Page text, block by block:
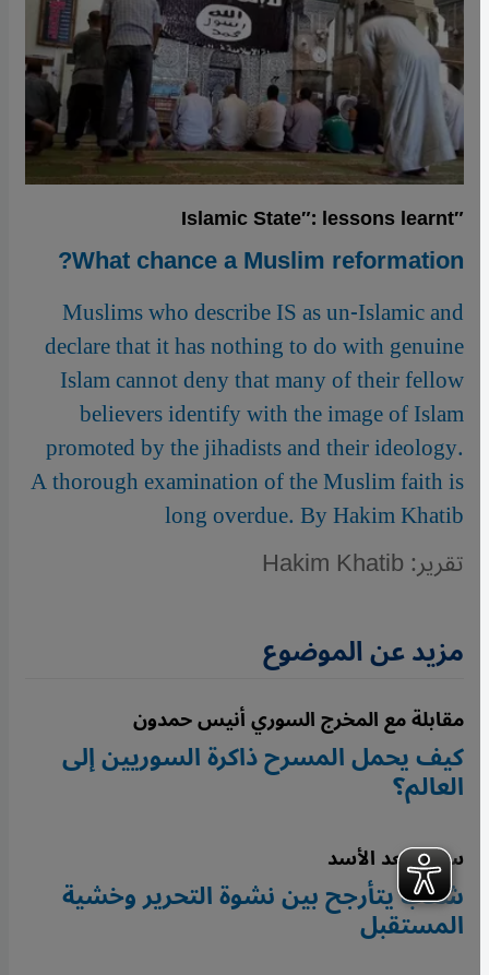
″Islamic State″: lessons learnt
What chance a Muslim reformation?
Muslims who describe IS as un-Islamic and
declare that it has nothing to do with genuine
Islam cannot deny that many of their fellow
believers identify with the image of Islam
promoted by the jihadists and their ideology.
A thorough examination of the Muslim faith is
long overdue. By Hakim Khatib
تقرير: Hakim Khatib
مزيد عن الموضوع
مقابلة مع المخرج السوري أنيس حمدون
كيف يحمل المسرح ذاكرة السوريين إلى
العالم؟
سوريا بعد الأسد
شعب يتأرجح بين نشوة التحرير وخشية
المستقبل